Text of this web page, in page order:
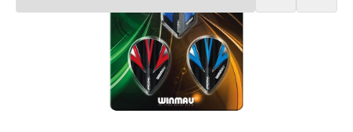
Korte Beschrijving
Winmau Prism Alpha Flight Selector is een collectie van
Winmau met vijf verschillende sets van Winmau Prism